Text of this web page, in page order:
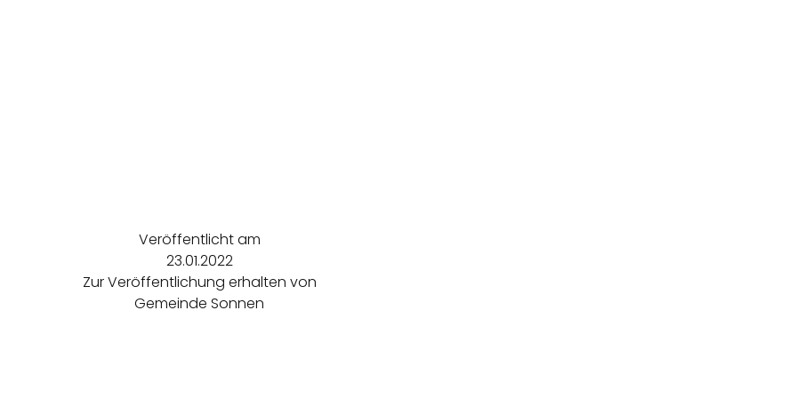
Veröffentlicht am
23.01.2022
Zur Veröffentlichung erhalten von
Gemeinde Sonnen